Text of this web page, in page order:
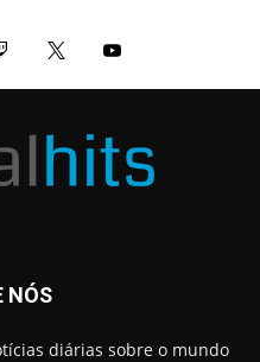
NÓS
diárias sobre o mundo